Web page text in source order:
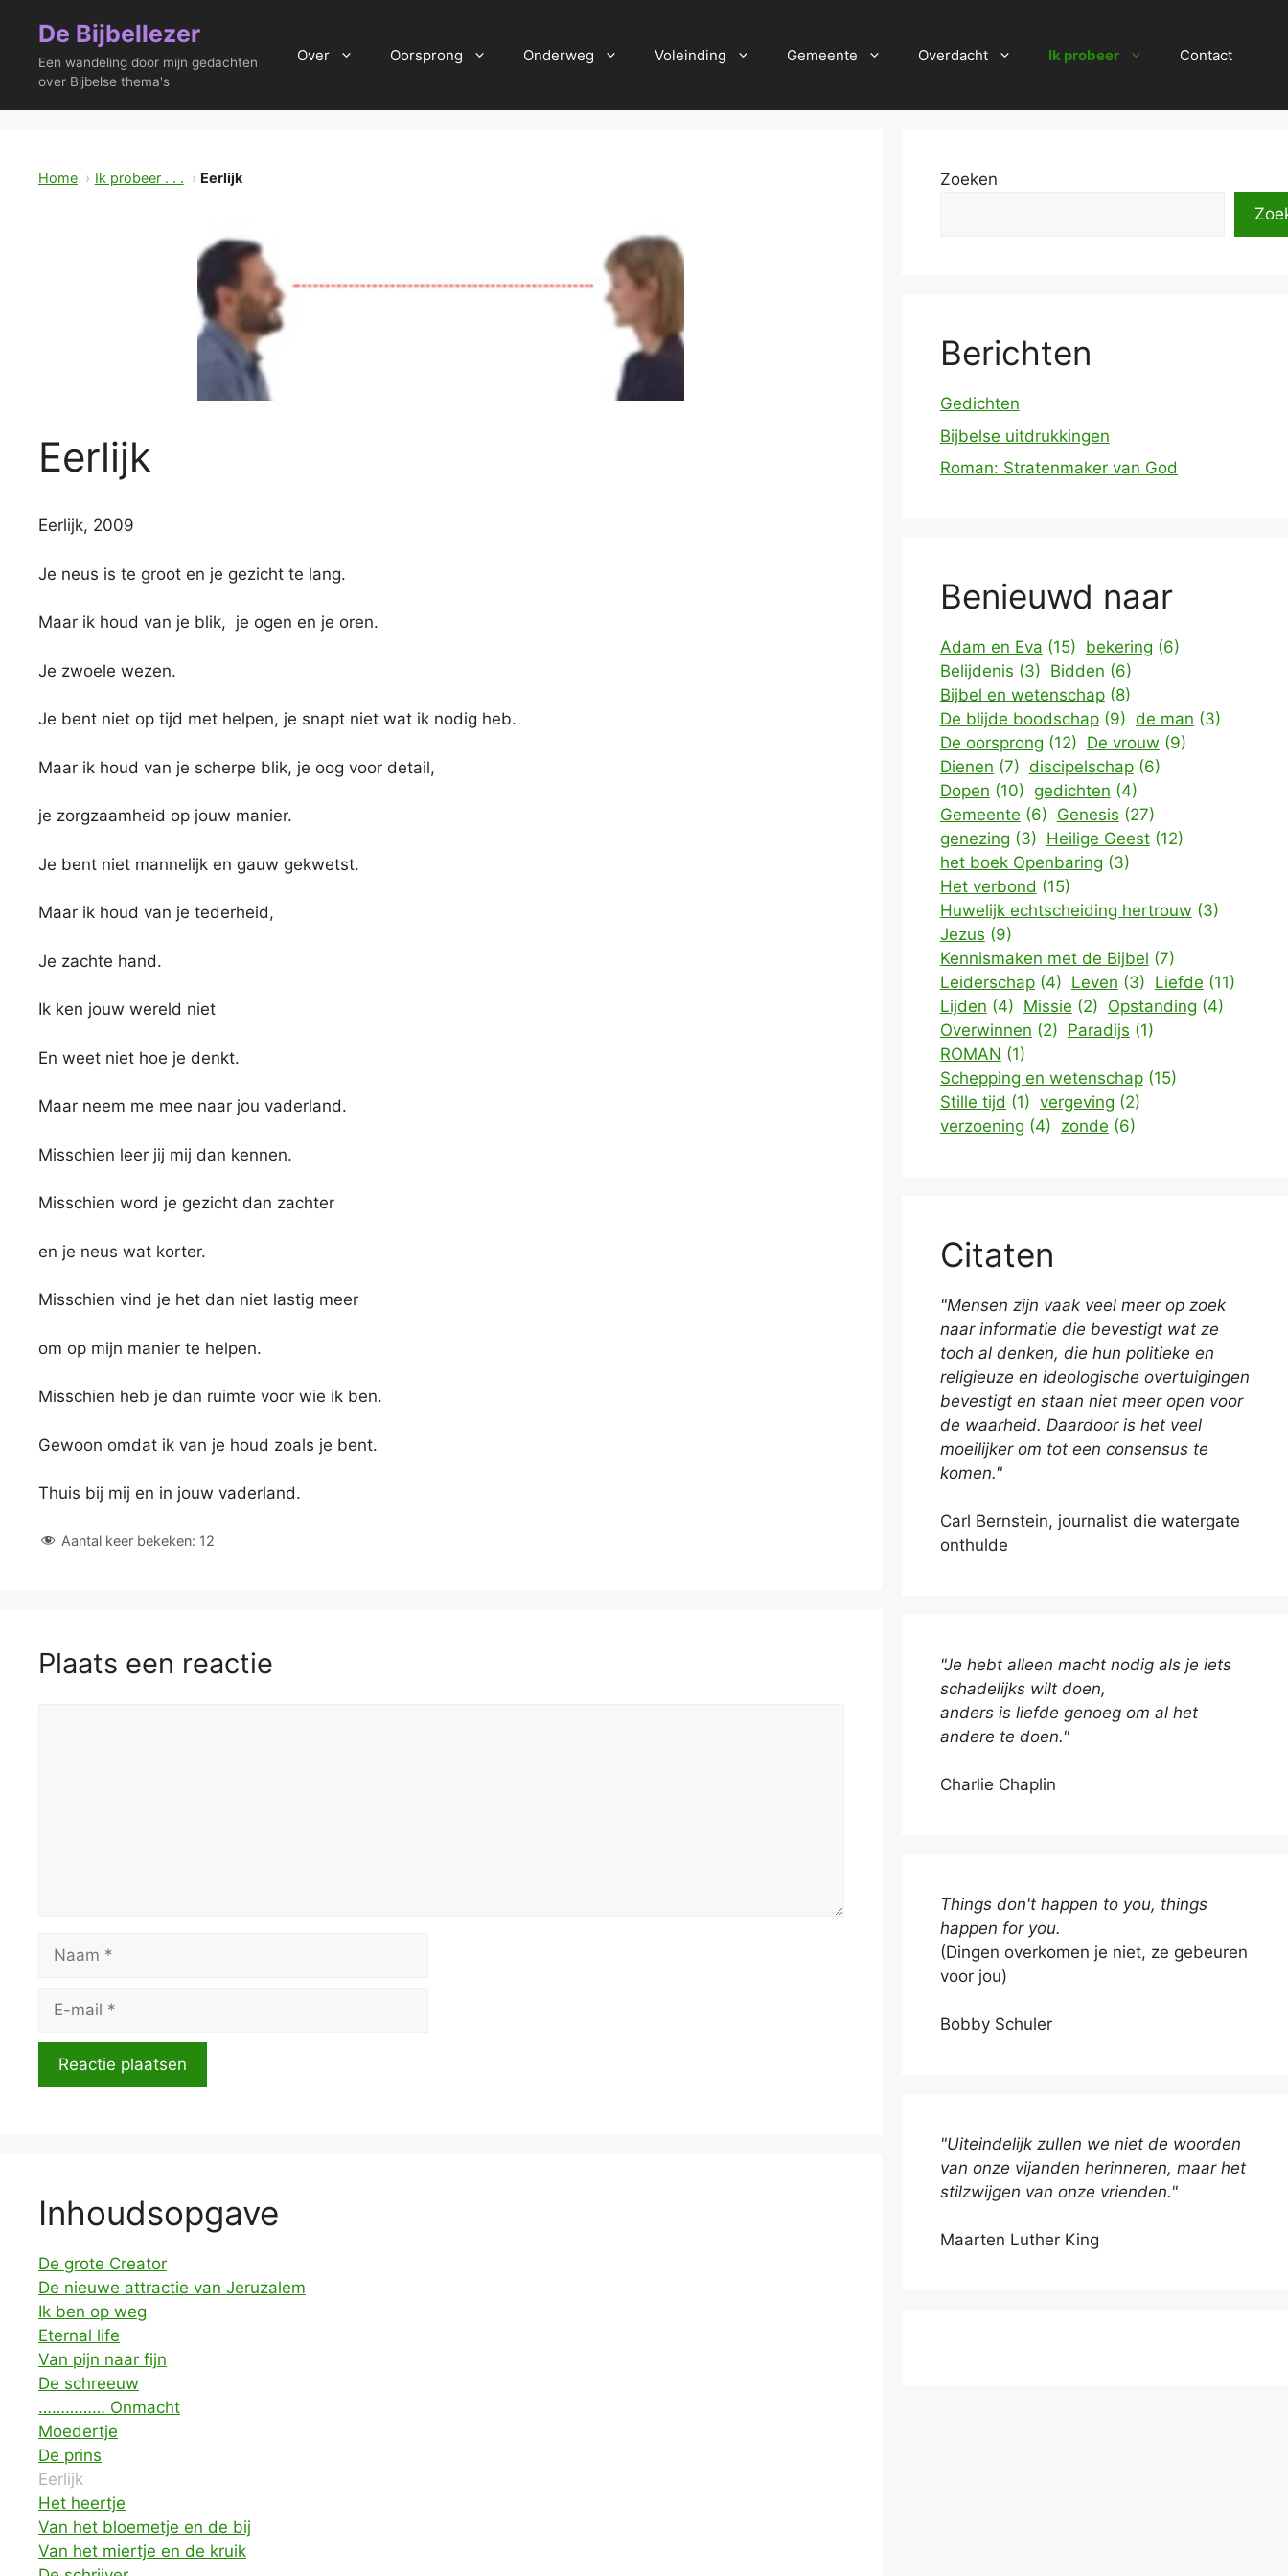
inhoud
De Bijbellezer
Een wandeling door mijn gedachten
over Bijbelse thema's
Over Oorsprong Onderweg Voleinding Gemeente Overdacht Ik probeer Contact
Home Ik probeer . . . Eerlijk
Eerlijk
Eerlijk, 2009
Je neus is te groot en je gezicht te lang.
Maar ik houd van je blik, je ogen en je oren.
Je zwoele wezen.
Je bent niet op tijd met helpen, je snapt niet wat ik nodig heb.
Maar ik houd van je scherpe blik, je oog voor detail,
je zorgzaamheid op jouw manier.
Je bent niet mannelijk en gauw gekwetst.
Maar ik houd van je tederheid,
Je zachte hand.
Ik ken jouw wereld niet
En weet niet hoe je denkt.
Maar neem me mee naar jou vaderland.
Misschien leer jij mij dan kennen.
Misschien word je gezicht dan zachter
en je neus wat korter.
Misschien vind je het dan niet lastig meer
om op mijn manier te helpen.
Misschien heb je dan ruimte voor wie ik ben.
Gewoon omdat ik van je houd zoals je bent.
Thuis bij mij en in jouw vaderland.
Aantal keer bekeken: 12
Plaats een reactie
mail
Inhoudsopgave
De grote Creator
De nieuwe attractie van Jeruzalem
Ik ben op weg
Eternal life
Van pijn naar fijn
De schreeuw
…………… Onmacht
Moedertje
De prins
Eerlijk
Het heertje
Van het bloemetje en de bij
Van het miertje en de kruik
Zoeken
Berichten
Gedichten
Bijbelse uitdrukkingen
Roman: Stratenmaker van God
Benieuwd naar
Adam en Eva (15) bekering (6)
Belijdenis (3) Bidden (6)
Bijbel en wetenschap (8)
De blijde boodschap (9) de man (3)
De oorsprong (12) De vrouw (9)
Dienen (7) discipelschap (6)
Dopen (10) gedichten (4)
Gemeente (6) Genesis (27)
genezing (3) Heilige Geest (12)
het boek Openbaring (3)
Het verbond (15)
Huwelijk echtscheiding hertrouw (3)
Jezus (9)
Kennismaken met de Bijbel (7)
Leiderschap (4) Leven (3) Liefde (11)
Lijden (4) Missie (2) Opstanding (4)
Overwinnen (2) Paradijs (1)
ROMAN (1)
Schepping en wetenschap (15)
Stille tijd (1) vergeving (2)
verzoening (4) zonde (6)
Citaten
"Mensen zijn vaak veel meer op zoek
naar informatie die bevestigt wat ze
toch al denken, die hun politieke en
religieuze en ideologische overtuigingen
bevestigt en staan niet meer open voor
de waarheid. Daardoor is het veel
moeilijker om tot een consensus te
komen."
Carl Bernstein, journalist die watergate
onthulde
"Je hebt alleen macht nodig als je iets
schadelijks wilt doen,
anders is liefde genoeg om al het
andere te doen."
Charlie Chaplin
Things don't happen to you, things
happen for you.
(Dingen overkomen je niet, ze gebeuren
voor jou)
Bobby Schuler
"Uiteindelijk zullen we niet de woorden
van onze vijanden herinneren, maar het
stilzwijgen van onze vrienden."
Maarten Luther King